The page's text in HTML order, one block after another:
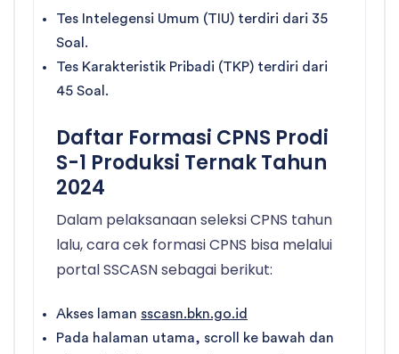
Tes Intelegensi Umum (TIU) terdiri dari 35
Soal.
Tes Karakteristik Pribadi (TKP) terdiri dari
45 Soal.
Daftar Formasi CPNS Prodi
S-1 Produksi Ternak Tahun
2024
Dalam pelaksanaan seleksi CPNS tahun
lalu, cara cek formasi CPNS bisa melalui
portal SSCASN sebagai berikut:
Akses laman sscasn.bkn.go.id
Pada halaman utama, scroll ke bawah dan